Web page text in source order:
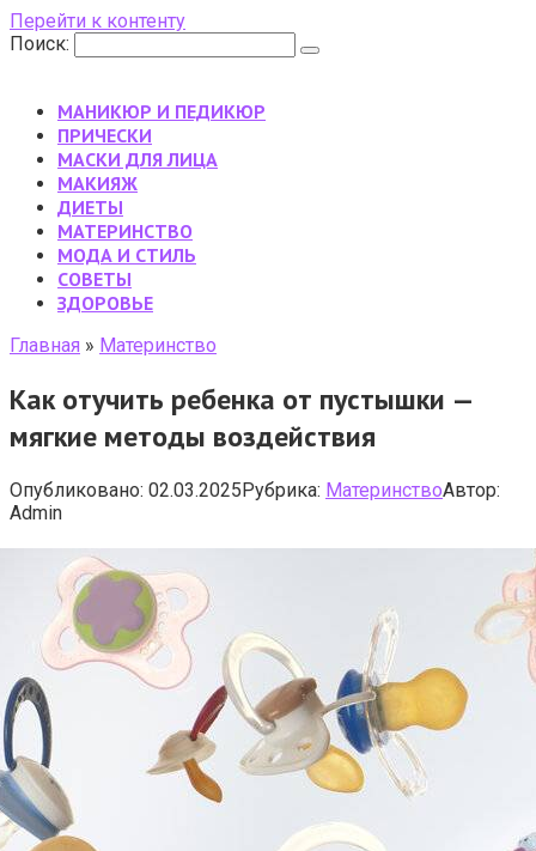
Перейти к контенту
Поиск:
МАНИКЮР И ПЕДИКЮР
ПРИЧЕСКИ
МАСКИ ДЛЯ ЛИЦА
МАКИЯЖ
ДИЕТЫ
МАТЕРИНСТВО
МОДА И СТИЛЬ
CОВЕТЫ
ЗДОРОВЬЕ
Главная » Материнство
Как отучить ребенка от пустышки —
мягкие методы воздействия
Опубликовано: 02.03.2025Рубрика: МатеринствоАвтор:
Admin